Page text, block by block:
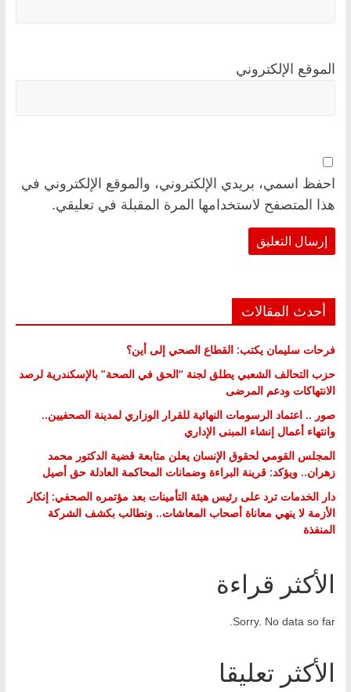
الموقع الإلكتروني
احفظ اسمي، بريدي الإلكتروني، والموقع الإلكتروني في
هذا المتصفح لاستخدامها المرة المقبلة في تعليقي.
أحدث المقالات
فرحات سليمان يكتب: القطاع الصحي إلى أين؟
حزب التحالف الشعبي يطلق لجنة “الحق في الصحة” بالإسكندرية لرصد
الانتهاكات ودعم المرضى
صور .. اعتماد الرسومات النهائية للقرار الوزاري لمدينة الصحفيين..
وانتهاء أعمال إنشاء المبنى الإداري
المجلس القومي لحقوق الإنسان يعلن متابعة قضية الدكتور محمد
زهران.. ويؤكد: قرينة البراءة وضمانات المحاكمة العادلة حق أصيل
دار الخدمات ترد على رئيس هيئة التأمينات بعد مؤتمره الصحفي: إنكار
الأزمة لا ينهي معاناة أصحاب المعاشات.. ونطالب بكشف الشركة
المنفذة
الأكثر قراءة
Sorry. No data so far.
الأكثر تعليقا